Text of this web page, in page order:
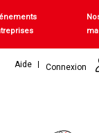
Aide Connexion